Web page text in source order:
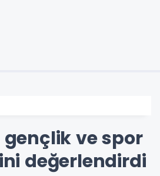
gençlik ve spor
değerlendirdi